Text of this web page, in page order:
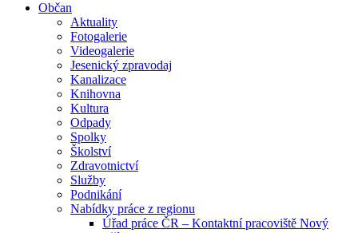
Občan
Aktuality
Fotogalerie
Videogalerie
Jesenický zpravodaj
Kanalizace
Knihovna
Kultura
Odpady
Spolky
Školství
Zdravotnictví
Služby
Podnikání
Nabídky práce z regionu
Úřad práce ČR – Kontaktní pracoviště Nový